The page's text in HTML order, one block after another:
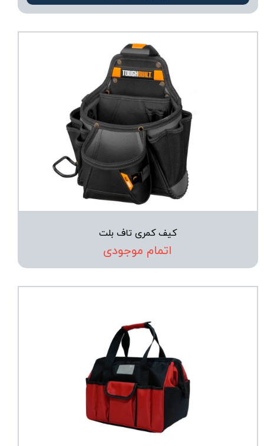
کیف کمری تاف بلت
اتمام موجودی